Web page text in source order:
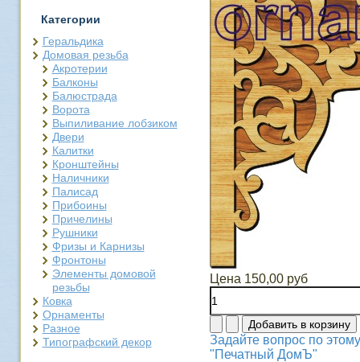
Категории
Геральдика
Домовая резьба
Акротерии
Балконы
Балюстрада
Ворота
Выпиливание лобзиком
Двери
Калитки
Кронштейны
Наличники
Палисад
Прибоины
Причелины
Рушники
Фризы и Карнизы
Фронтоны
Элементы домовой
резьбы
Ковка
Орнаменты
Разное
Типографский декор
Цена 150,00 руб
Задайте вопрос по
"Печатный ДомЪ"